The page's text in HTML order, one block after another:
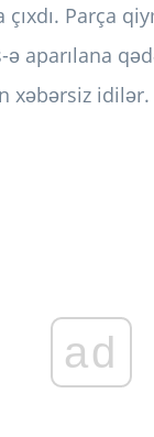
çıxdı. Parça
ə aparılana
xəbərsiz idilər.
ad